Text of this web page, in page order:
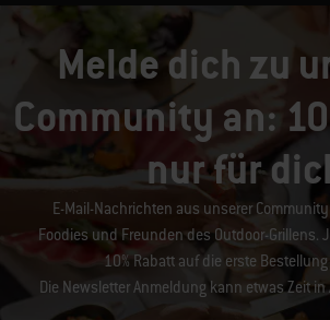
Melde dich zu
Community an:
nur für
E-Mail-Nachrichten aus unserer
Foodies und Freunden des Outdoor-Grillens.
10% Rabatt auf die erste
Die Newsletter Anmeldung kann etwas Zeit